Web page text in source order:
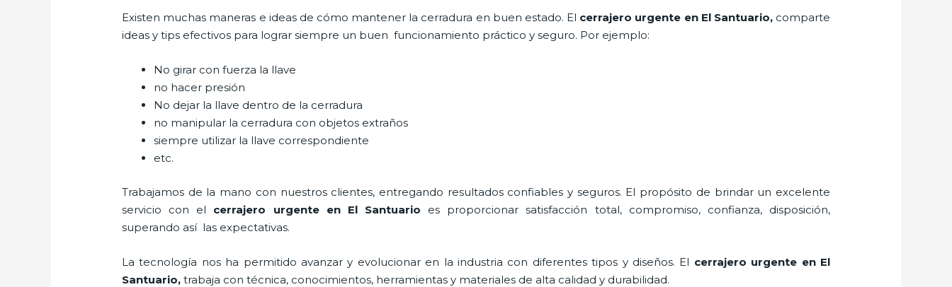
Existen muchas maneras e ideas de cómo mantener la cerradura en buen estado. El cerrajero urgente en El Santuario, comparte
ideas y tips efectivos para lograr siempre un buen funcionamiento práctico y seguro. Por ejemplo:
No girar con fuerza la llave
no hacer presión
No dejar la llave dentro de la cerradura
no manipular la cerradura con objetos extraños
siempre utilizar la llave correspondiente
etc.
Trabajamos de la mano con nuestros clientes, entregando resultados confiables y seguros. El propósito de brindar un excelente
servicio con el cerrajero urgente en El Santuario es proporcionar satisfacción total, compromiso, confianza, disposición,
superando así las expectativas.
La tecnología nos ha permitido avanzar y evolucionar en la industria con diferentes tipos y diseños. El cerrajero urgente en El
Santuario,trabaja con técnica, conocimientos, herramientas y materiales de alta calidad y durabilidad.